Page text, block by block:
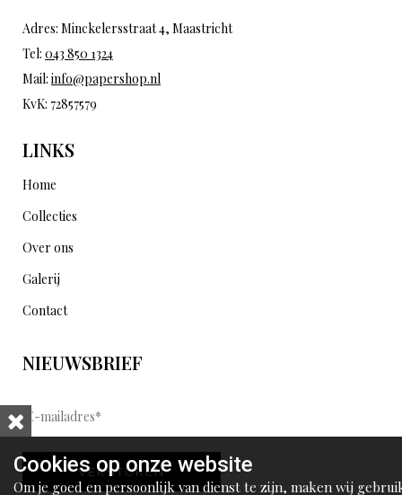
Adres: Minckelersstraat 4, Maastricht
Tel: 043 850 1324
Mail: info@papershop.nl
KvK: 72857579
LINKS
Home
Collecties
Over ons
Galerij
Contact
NIEUWSBRIEF
E
-
m
a
VERSTUREN
Cookies op onze website
Om je goed en persoonlijk van dienst te zijn, maken wij